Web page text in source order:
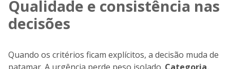
Qualidade e consistência nas
decisões
Quando os critérios ficam explícitos, a decisão muda de